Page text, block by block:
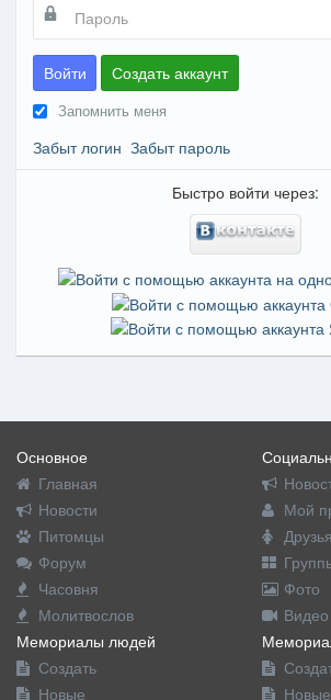
Войти Создать аккаунт
Запомнить меня
Забыт логин Забыт пароль
Быстро войти через:
Основное
Главная
Новости
Питомцы
Форум
Часовня
Молитвослов
Мой
Друзья
Фото
Видео
Мемориалы людей
Создать
Новые
Новые